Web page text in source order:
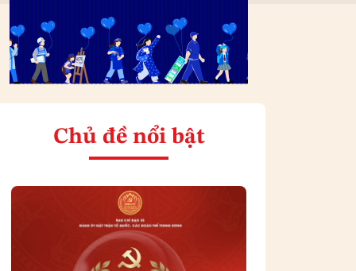
Chủ đề nổi bật